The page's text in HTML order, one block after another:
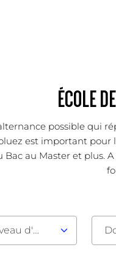
ÉCOLE
possible qui
est important pour
au Master et plus.
Niveau d'admission